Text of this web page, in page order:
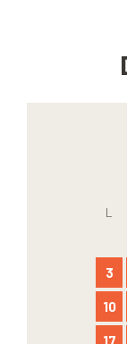
L
3
10